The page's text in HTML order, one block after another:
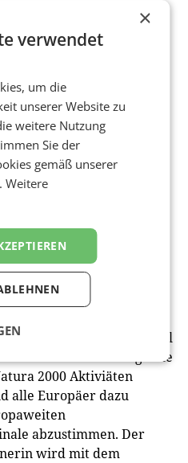
werden nicht nur
und Tierarten
Mrd. t CO2 gespeichert.
2000 auch
bei. Die rechtlichen
Gebiete bieten die
und die Vogelschutz-
Natura 2000 laut
davon sind 272 als
verordnet. Die
nominieren
melden diese an die EU-
2000 Awards“
heuer zum sechsten Mal
für herausragende
2000 Aktiviäten
alle Europäer dazu
abzustimmen. Der
wird mit dem
×
verwendet
um die
unserer Website zu
weitere Nutzung
Sie der
gemäß unserer
Weitere